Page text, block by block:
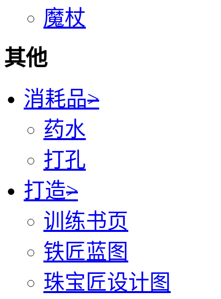
魔杖
其他
消耗品>
药水
打孔
打造>
训练书页
铁匠蓝图
珠宝匠设计图